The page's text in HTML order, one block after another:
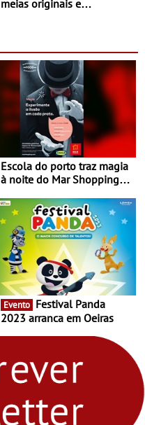
meias originais e
Shopping
Escola do porto traz magia
à noite do Mar Shopping
29 de abril, às 21h00
Evento
2023 arranca em Oeiras